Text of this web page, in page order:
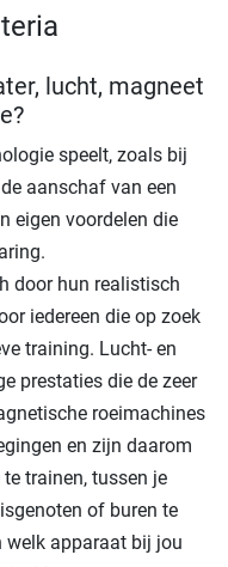
lucht, magneet
speelt, zoals bij
aanschaf van een
eigen voordelen die
door hun realistisch
iedereen die op zoek
training. Lucht- en
prestaties die de zeer
roeimachines
en zijn daarom
trainen, tussen je
of buren te
welk apparaat bij jou